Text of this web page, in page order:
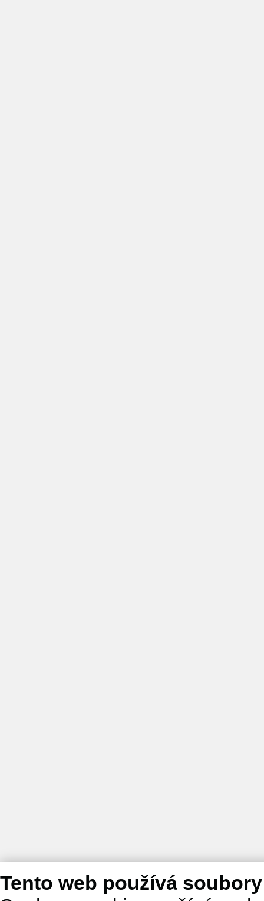
Tento web používá